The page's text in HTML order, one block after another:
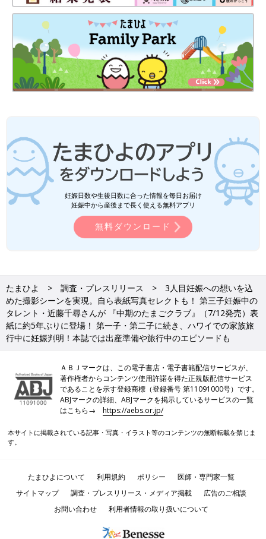
妊娠日数や生後日数に合った情報を毎日お届け
妊娠中から産後まで長く使える無料アプリ
無料ダウンロード
たまひよ 調査・プレスリリース
3人目妊娠への想いを込
めた撮影シーンを実現。自ら表紙写真セレクトも！ 第三子妊娠中の
タレント・近藤千尋さんが 『中期のたまごクラブ』（7/12発売）表
紙に約5年ぶりに登場！ 第一子・第二子に続き、ハワイでの家族旅
行中に妊娠判明！本誌では出産準備や旅行中のエピソードも
ＡＢＪマークは、この電子書店・電子書籍配信サービスが、
著作権者からコンテンツ使用許諾を得た正規版配信サービス
であることを示す登録商標（登録番号 第11091000号）です。
ABJマークの詳細、ABJマークを掲示しているサービスの一覧
はこちら→https://aebs.or.jp/
本サイトに掲載されている記事・写真・イラスト等のコンテンツの無断転載を禁じま
す。
たまひよについて 利用規約 ポリシー
医師・専門家一覧
サイトマップ
調査・プレスリリース・メディア掲載
広告のご相談
お問い合わせ
利用者情報の取り扱いについて